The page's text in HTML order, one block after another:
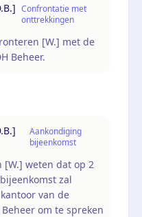
Confrontatie met
onttrekkingen
[W.] met de
Beheer.
Aankondiging
bijeenkomst
[W.] weten dat op 2
zal
van de
om te spreken